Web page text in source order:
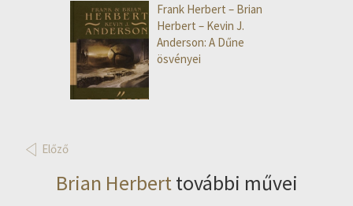
Frank Herbert – Brian
Herbert – Kevin J.
Anderson: A Dűne
ösvényei
Előző
Brian Herbert további művei